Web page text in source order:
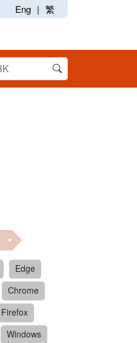
Eng | 繁
Edge
Chrome
Firefox
Windows